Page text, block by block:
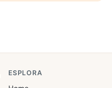
ESPLORA